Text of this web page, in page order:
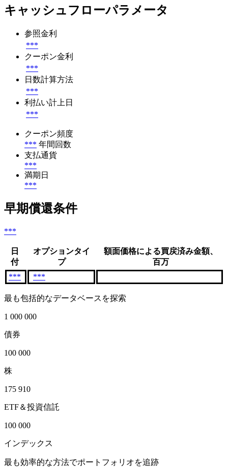
キャッシュフローパラメータ
参照金利
***
クーポン金利
***
日数計算方法
***
利払い計上日
***
クーポン頻度
*** 年間回数
支払通貨
***
満期日
***
早期償還条件
***
日
付
オプションタイ
プ
額面価格による買戻済み金額、
百万
***
***
最も包括的なデータベースを探索
1 000 000
債券
100 000
株
175 910
ETF＆投資信託
100 000
インデックス
最も効率的な方法でポートフォリオを追跡